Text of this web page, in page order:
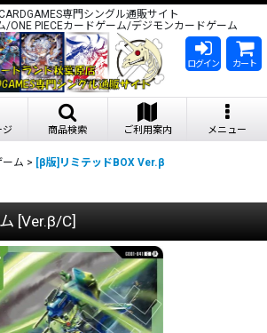
専門シングル通販サイト
/ONE PIECEカードゲーム/デジモンカードゲーム
ログイン カート
ジ 商品検索 ご利用案内 メニュー
ーム > [β版]リミテッドBOX Ver.β
[Ver.β/C]